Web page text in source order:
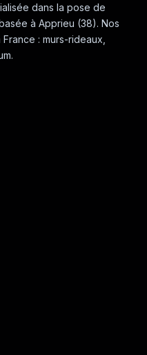
dans la pose de
à Apprieu (38). Nos
: murs-rideaux,